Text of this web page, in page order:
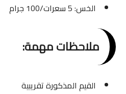
الخس: 5 سعرات/100 جرام
ملاحظات مهمة:
القيم المذكورة تقريبية